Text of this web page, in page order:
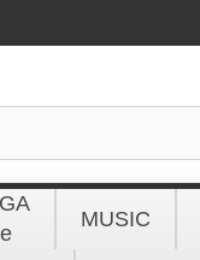
MUSIC